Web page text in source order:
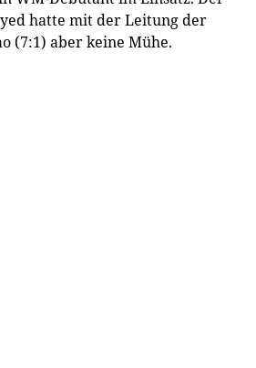
hatte mit der Leitung der
(7:1) aber keine Mühe.